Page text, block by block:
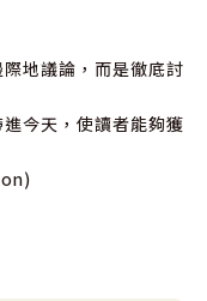
地議論，而是徹底討
今天，使讀者能夠獲
聖經真理和信息者的